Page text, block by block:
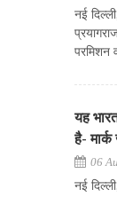
नई
परमिशन
यह
है-
06
नई